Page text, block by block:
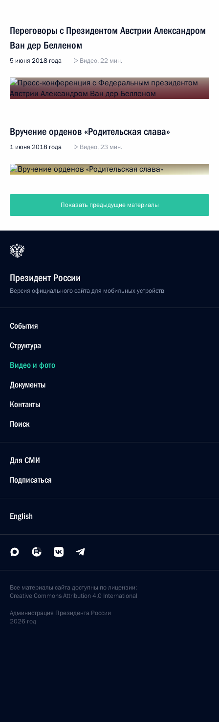
Переговоры с Президентом Австрии Александром
Ван дер Белленом
5 июня 2018 года Видео, 22 мин.
Вручение орденов «Родительская слава»
1 июня 2018 года Видео, 23 мин.
Показать предыдущие материалы
Президент России
Версия официального сайта для мобильных устройств
События
Структура
Видео и фото
Документы
Контакты
Поиск
Для СМИ
Подписаться
English
Все материалы сайта доступны по лицензии:
Creative Commons Attribution 4.0 International
Администрация Президента России
2026 год